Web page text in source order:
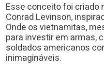
Esse conceito foi criado
Conrad Levinson,
Onde os vietnamitas,
para investir em armas,
soldados americanos
inimagináveis.